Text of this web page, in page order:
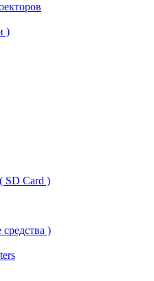
)
SD Card )
)